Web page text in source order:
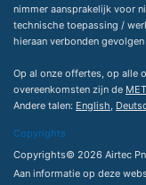
nimmer aansprakelijk voor
technische toepassing /
hieraan verbonden
Op al onze offertes, op alle
overeenkomsten zijn de
Andere talen: English,
Copyrights
Copyrights© 2026 Airtec
Aan informatie op deze